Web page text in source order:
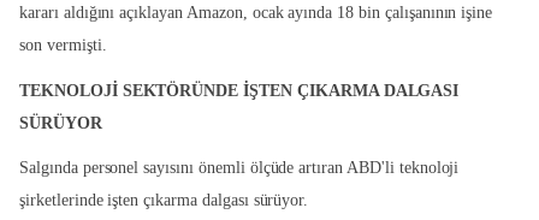
kararı aldığını açıklayan Amazon, ocak ayında 18 bin çalışanının işine
son vermişti.
TEKNOLOJİ SEKTÖRÜNDE İŞTEN ÇIKARMA DALGASI
SÜRÜYOR
Salgında personel sayısını önemli ölçüde artıran ABD'li teknoloji
şirketlerinde işten çıkarma dalgası sürüyor.